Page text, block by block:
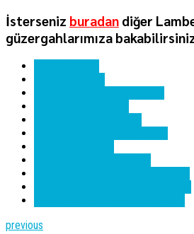
İsterseniz buradan diğer
güzergahlarımıza
previous